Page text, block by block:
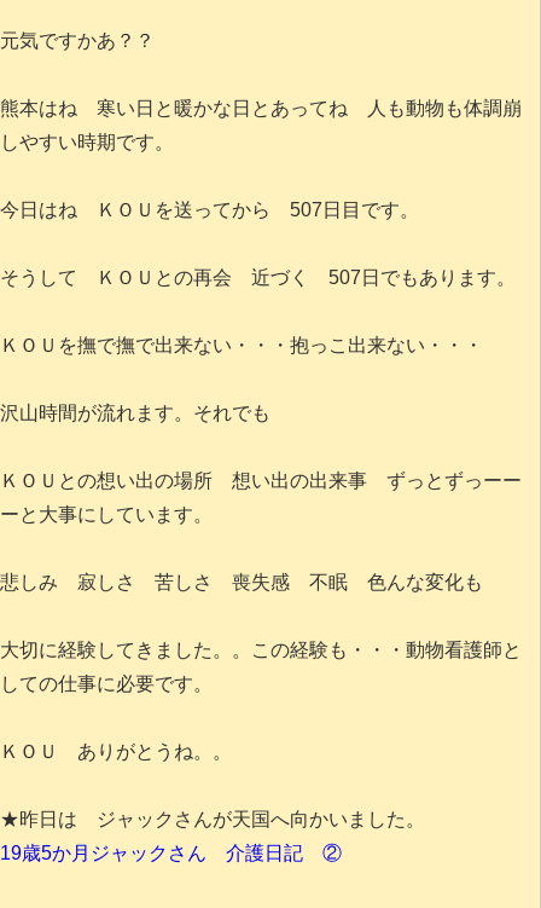
元気ですかあ？？
熊本はね 寒い日と暖かな日とあってね 人も動物も体調崩
しやすい時期です。
今日はね ＫＯＵを送ってから 507日目です。
そうして ＫＯＵとの再会 近づく 507日でもあります。
ＫＯＵを撫で撫で出来ない・・・抱っこ出来ない・・・
沢山時間が流れます。それでも
ＫＯＵとの想い出の場所 想い出の出来事 ずっとずっーー
ーと大事にしています。
悲しみ 寂しさ 苦しさ 喪失感 不眠 色んな変化も
大切に経験してきました。。この経験も・・・動物看護師と
しての仕事に必要です。
ＫＯＵ ありがとうね。。
★昨日は ジャックさんが天国へ向かいました。
19歳5か月ジャックさん 介護日記 ②